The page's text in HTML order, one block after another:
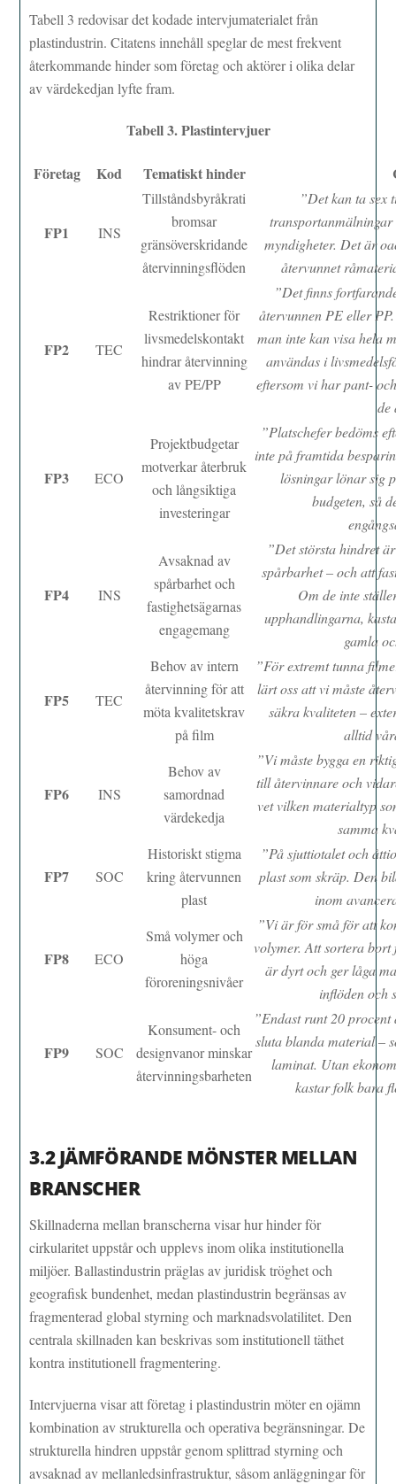
Tabell 3 redovisar det kodade intervjumaterialet från
plastindustrin. Citatens innehåll speglar de mest frekvent
återkommande hinder som företag och aktörer i olika delar
av värdekedjan lyfte fram.
Tabell 3. Plastintervjuer
Företag Kod Tematiskt hinder
FP1 INS
Tillståndsbyråkrati
bromsar
gränsöverskridande
återvinningsflöden
”Det kan ta sex
myndigheter. Det är
återvunnet
FP2 TEC
Restriktioner för
livsmedelskontakt
hindrar återvinning
av PE/PP
”Det finns
återvunnen PE eller
man inte kan visa hela
användas i
eftersom vi har pant-
de
FP3 ECO
Projektbudgetar
motverkar återbruk
och långsiktiga
investeringar
”Platschefer bedöms
inte på framtida
lösningar lönar sig
budgeten, så
FP4 INS
Avsaknad av
spårbarhet och
fastighetsägarnas
engagemang
”Det största hindret
spårbarhet – och att
Om de inte
upphandlingarna,
gamla
FP5 TEC
Behov av intern
återvinning för att
möta kvalitetskrav
på film
”För extremt tunna
lärt oss att vi måste
säkra kvaliteten –
alltid
FP6 INS
Behov av
samordnad
värdekedja
”Vi måste bygga en
till återvinnare och
vet vilken materialtyp
samma
FP7 SOC
Historiskt stigma
kring återvunnen
plast
”På sjuttiotalet och
plast som skräp. Den
inom
FP8 ECO
Små volymer och
höga
föroreningsnivåer
”Vi är för små för att
volymer. Att sortera
är dyrt och ger låga
inflöden och
FP9 SOC
Konsument- och
designvanor minskar
återvinningsbarheten
”Endast runt 20
sluta blanda material –
laminat. Utan
kastar folk bara
3.2 JÄMFÖRANDE MÖNSTER MELLAN
BRANSCHER
Skillnaderna mellan branscherna visar hur hinder för
cirkularitet uppstår och upplevs inom olika institutionella
miljöer. Ballastindustrin präglas av juridisk tröghet och
geografisk bundenhet, medan plastindustrin begränsas av
fragmenterad global styrning och marknadsvolatilitet. Den
centrala skillnaden kan beskrivas som institutionell täthet
kontra institutionell fragmentering.
Intervjuerna visar att företag i plastindustrin möter en ojämn
kombination av strukturella och operativa begränsningar. De
strukturella hindren uppstår genom splittrad styrning och
avsaknad av mellanledsinfrastruktur, såsom anläggningar för